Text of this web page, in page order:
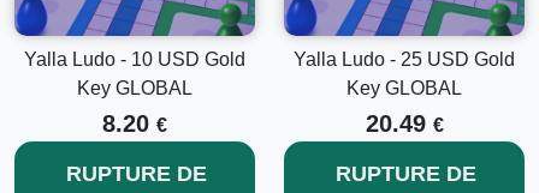
Yalla Ludo - 10 USD Gold
Key GLOBAL
8.20 €
RUPTURE DE
Yalla Ludo - 25 USD Gold
Key GLOBAL
20.49 €
RUPTURE DE